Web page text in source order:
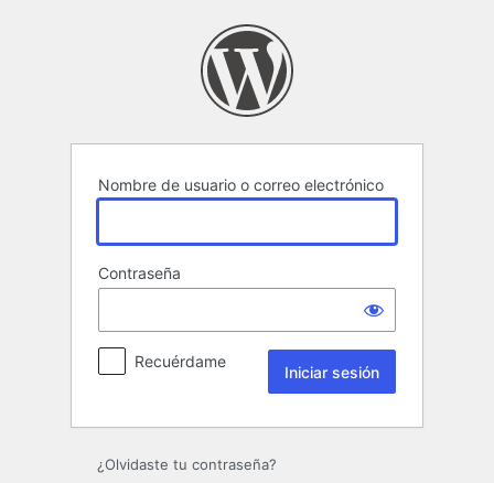
Nombre de usuario o correo electrónico
Contraseña
Recuérdame
¿Olvidaste tu contraseña?